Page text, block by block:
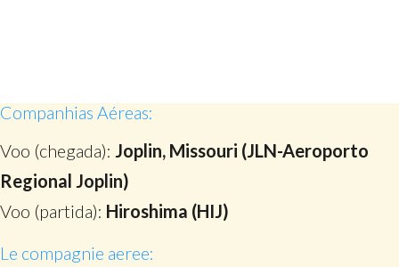
Companhias Aéreas:
Voo (chegada): Joplin, Missouri (JLN-Aeroporto
Regional Joplin)
Voo (partida): Hiroshima (HIJ)
Le compagnie aeree: